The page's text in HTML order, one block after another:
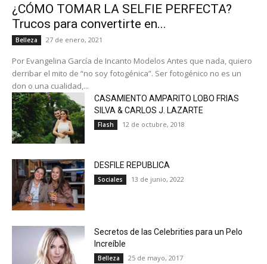
¿CÓMO TOMAR LA SELFIE PERFECTA?
Trucos para convertirte en...
Belleza 27 de enero, 2021
Por Evangelina García de Incanto Modelos Antes que nada, quiero
derribar el mito de “no soy fotogénica”. Ser fotogénico no es un
don o una cualidad,...
CASAMIENTO AMPARITO LOBO FRIAS
SILVA & CARLOS J. LAZARTE
Flash 12 de octubre, 2018
DESFILE REPUBLICA
Sociales 13 de junio, 2022
Secretos de las Celebrities para un Pelo
Increíble
Belleza 25 de mayo, 2017